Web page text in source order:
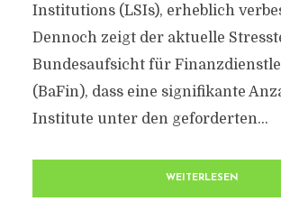
Institutions (LSIs), erheblich
Dennoch zeigt der aktuelle
Bundesaufsicht für
(BaFin), dass eine signifikante
Institute unter den geforderten...
WEITERLESEN